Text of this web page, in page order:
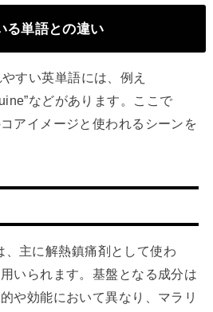
る単語との違い
すい英単語には、例え
などがあります。ここで
アイメージと使われるシーンを
主に解熱鎮痛剤として使わ
いられます。基盤となる成分は
や効能において異なり、マラリ